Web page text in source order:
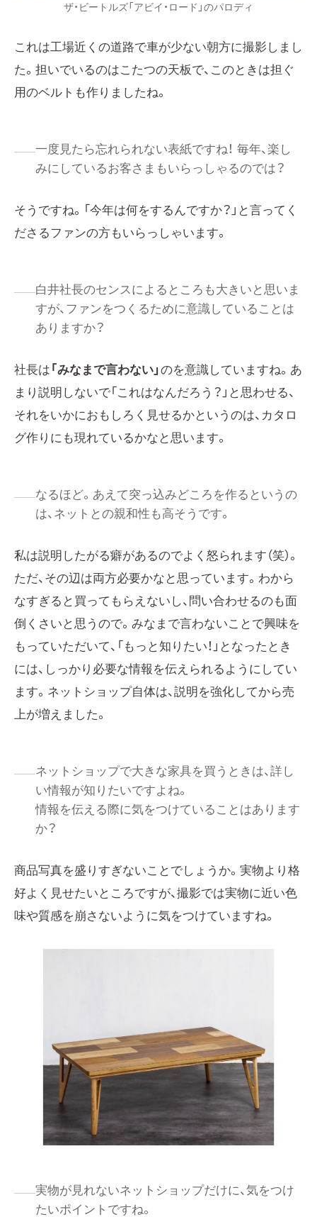
ザ・ビートルズ「アビイ・ロード」のパロディ
これは工場近くの道路で車が少ない朝方に撮影しまし
た。担いでいるのはこたつの天板で、このときは担ぐ
用のベルトも作りましたね。
一度見たら忘れられない表紙ですね！ 毎年、楽し
みにしているお客さまもいらっしゃるのでは？
そうですね。「今年は何をするんですか？」と言ってく
ださるファンの方もいらっしゃいます。
白井社長のセンスによるところも大きいと思いま
すが、ファンをつくるために意識していることは
ありますか？
社長は 「みなまで言わない」のを意識していますね。あ
まり説明しないで「これはなんだろう？」と思わせる、
それをいかにおもしろく見せるかというのは、カタロ
グ作りにも現れているかなと思います。
なるほど。あえて突っ込みどころを作るというの
は、ネットとの親和性も高そうです。
私は説明したがる癖があるのでよく怒られます（笑）。
ただ、その辺は両方必要かなと思っています。わから
なすぎると買ってもらえないし、問い合わせるのも面
倒くさいと思うので。みなまで言わないことで興味を
もっていただいて、「もっと知りたい！」となったとき
には、しっかり必要な情報を伝えられるようにしてい
ます。ネットショップ自体は、説明を強化してから売
上が増えました。
ネットショップで大きな家具を買うときは、詳し
い情報が知りたいですよね。
情報を伝える際に気をつけていることはあります
か？
商品写真を盛りすぎないことでしょうか。実物より格
好よく見せたいところですが、撮影では実物に近い色
味や質感を崩さないように気をつけていますね。
実物が見れないネットショップだけに、気をつけ
たいポイントですね。